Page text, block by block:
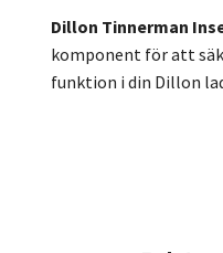
Dillon Tinnerman
komponent för att
funktion i din Dillon